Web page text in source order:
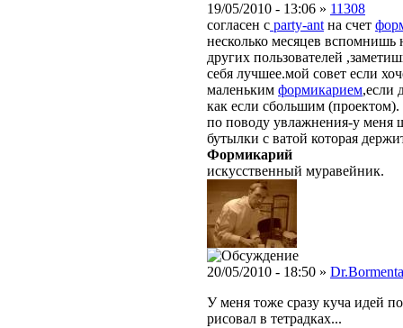
19/05/2010 - 13:06 » 11308
согласен с party-antна счет
несколько месяцев
других пользователей
себя лучшее.мой совет если
маленьким формикарием,если
как если сбольшим (проектом).
по поводу увлажнения-у меня
бутылки с ватой которая
Формикарий
искусственный муравейник.
20/05/2010 - 18:50 »
У меня тоже сразу куча идей
рисовал в тетрадках...